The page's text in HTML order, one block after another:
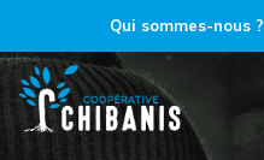
Qui sommes-nous ?